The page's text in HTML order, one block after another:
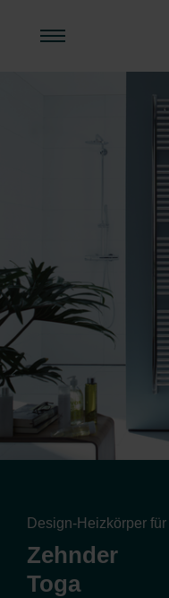
Design-Heizkörper für
Zehnder
Toga